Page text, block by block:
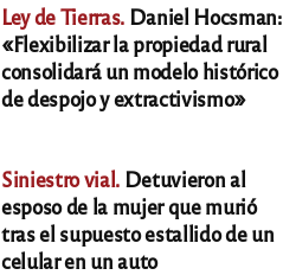
Ley de Tierras. Daniel Hocsman:
«Flexibilizar la propiedad rural
consolidará un modelo histórico
de despojo y extractivismo»
Siniestro vial. Detuvieron al
esposo de la mujer que murió
tras el supuesto estallido de un
celular en un auto